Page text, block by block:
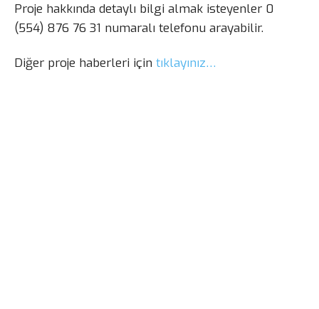
Proje hakkında detaylı bilgi almak isteyenler 0
(554) 876 76 31 numaralı telefonu arayabilir.
Diğer proje haberleri için tıklayınız…